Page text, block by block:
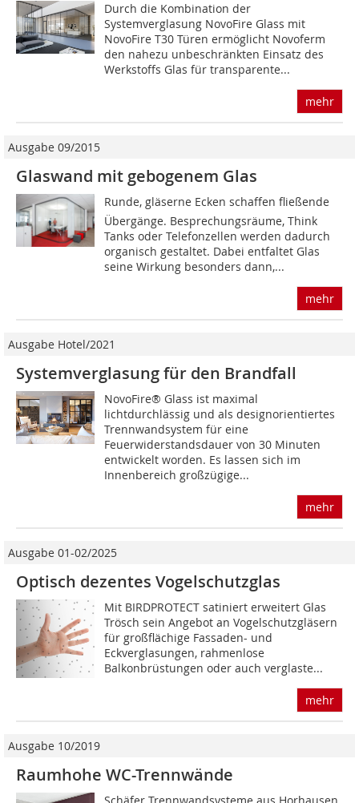
Durch die Kombination der
Systemverglasung NovoFire Glass mit
NovoFire T30 Türen ermöglicht Novoferm
den nahezu unbeschränkten Einsatz des
Werkstoffs Glas für transparente...
mehr
Ausgabe 09/2015
Glaswand mit gebogenem Glas
Runde, gläserne Ecken schaffen fließende
Übergänge. Besprechungsräume, Think
Tanks oder Telefonzellen werden dadurch
organisch gestaltet. Dabei entfaltet Glas
seine Wirkung besonders dann,...
mehr
Ausgabe Hotel/2021
Systemverglasung für den Brandfall
NovoFire® Glass ist maximal
lichtdurchlässig und als designorientiertes
Trennwandsystem für eine
Feuerwiderstandsdauer von 30 Minuten
entwickelt worden. Es lassen sich im
Innenbereich großzügige...
mehr
Ausgabe 01-02/2025
Optisch dezentes Vogelschutzglas
Mit BIRDPROTECT satiniert erweitert Glas
Trösch sein Angebot an Vogelschutzgläsern
für großflächige Fassaden- und
Eckverglasungen, rahmenlose
Balkonbrüstungen oder auch verglaste...
mehr
Ausgabe 10/2019
Raumhohe WC-Trennwände